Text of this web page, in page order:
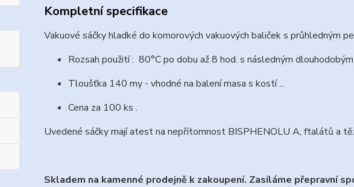
Kompletní specifikace
Vakuové sáčky hladké do komorových vakuových baliček s průhledným
Rozsah použití : 80°C po dobu až 8 hod. s následným
Tloušťka 140 my - vhodné na balení masa s kostí ...
Cena za 100 ks .
Uvedené sáčky mají atest na nepřítomnost BISPHENOLU A, ftalátů a
Skladem na kamenné prodejně k zakoupení. Zasíláme přepravní